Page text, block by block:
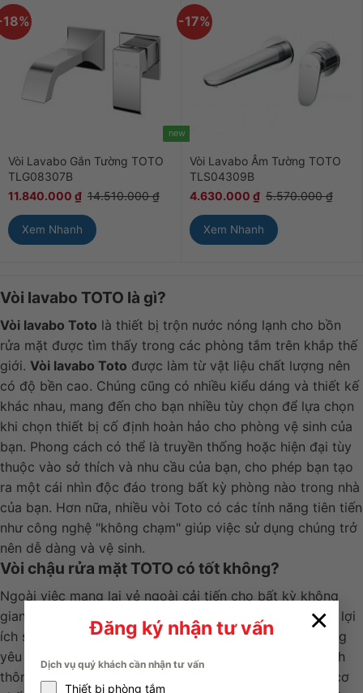
Đăng ký nhận tư vấn
Dịch vụ quý khách cần nhận tư vấn
Thiết bị phòng tắm
×
Vòi Lavabo Gắn Tường TOTO
TLG08307B
11.840.000 ₫ 14.510.000₫
Xem Nhanh
new
-17%
Vòi Lavabo Âm Tường TOTO
TLS04309B
4.630.000 ₫ 5.570.000₫
Xem Nhanh
Vòi lavabo TOTO là gì?
Vòi lavabo Toto là thiết bị trộn nước nóng lạnh cho bồn
rửa mặt được tìm thấy trong các phòng tắm trên khắp thế
giới. Vòi lavabo Toto được làm từ vật liệu chất lượng nên
có độ bền cao. Chúng cũng có nhiều kiểu dáng và thiết kế
khác nhau, mang đến cho bạn nhiều tùy chọn để lựa chọn
khi chọn thiết bị cố định hoàn hảo cho phòng vệ sinh của
bạn. Phong cách có thể là truyền thống hoặc hiện đại tùy
thuộc vào sở thích và nhu cầu của bạn, cho phép bạn tạo
ra một cái nhìn độc đáo trong bất kỳ phòng nào trong nhà
của bạn. Hơn nữa, nhiều vòi Toto có các tính năng tiên tiến
như công nghệ "không chạm" giúp việc sử dụng chúng trở
nên dễ dàng và vệ sinh.
Vòi chậu rửa mặt TOTO có tốt không?
Ngoài việc mang lại vẻ ngoài cải tiến cho bất kỳ không
gian phòng tắm nào, vòi của Toto còn mang lại một số lợi
ích so với các vòi truyền thống hơn. Một lợi thế là chúng
yêu cầu bảo trì ít hơn so với hầu hết các thiết bị cố định
thông thường vì chúng không chứa các bộ phận hoặc cơ